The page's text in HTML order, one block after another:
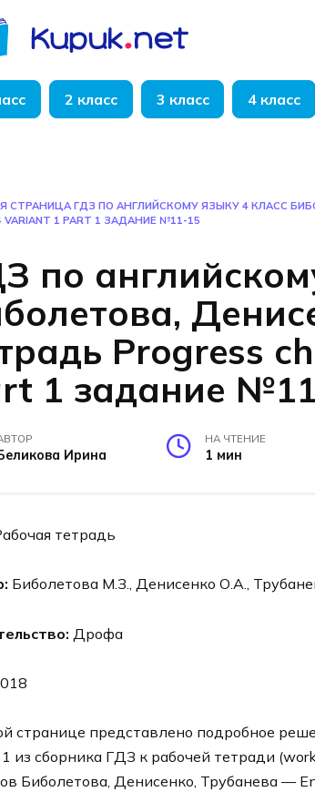
2 класс 3 класс 4 класс
СТРАНИЦА ГДЗ ПО АНГЛИЙСКОМУ ЯЗЫКУ 4 КЛАСС
VARIANT 1 PART 1 ЗАДАНИЕ №11-15
по
Progress
1 задание
Ирина
НА ЧТЕНИЕ
1 мин
тетрадь
Биболетова М.З., Денисенко О.А.,
Дрофа
странице представлено подробное
из сборника ГДЗ к рабочей тетради
Биболетова, Денисенко, Трубанева —